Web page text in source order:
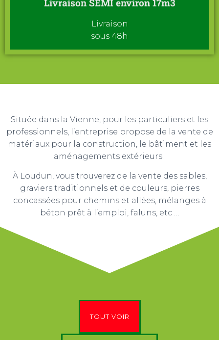
Livraison SEMI environ 17m3
Livraison
sous 48h
Située dans la Vienne, pour les particuliers et les
professionnels, l’entreprise propose de la vente de
matériaux pour la construction, le bâtiment et les
aménagements extérieurs.
À Loudun, vous trouverez de la vente des sables,
graviers traditionnels et de couleurs, pierres
concassées pour chemins et allées, mélanges à
béton prêt à l’emploi, faluns, etc …
TOUT VOIR